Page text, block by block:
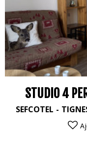
STUDIO 4
SEFCOTEL